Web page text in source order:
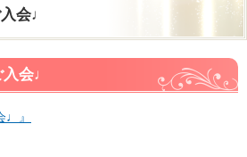
会♩
会♩
♩』